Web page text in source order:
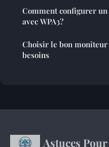
Comment configurer
avec WPA3?
Choisir le bon
besoins
Astuces